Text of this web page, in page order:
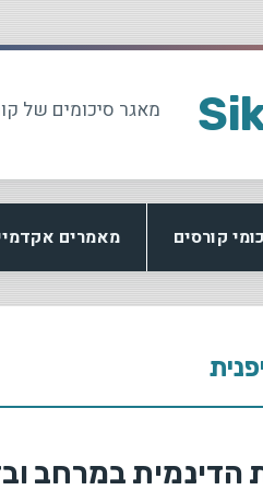
מאגר סיכומים של
קורסים מאמרים
במרחב